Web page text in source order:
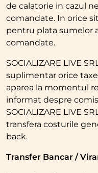
de calatorie in cazul
comandate. In orice
pentru plata sumelor
comandate.
SOCIALIZARE LIVE
suplimentar orice
aparea la momentul
informat despre
SOCIALIZARE LIVE
transfera costurile
back.
Transfer Bancar /